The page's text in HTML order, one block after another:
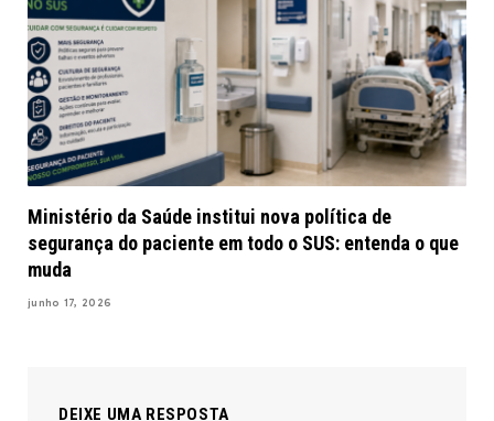
Ministério da Saúde institui nova política de
segurança do paciente em todo o SUS: entenda o que
muda
junho 17, 2026
DEIXE UMA RESPOSTA